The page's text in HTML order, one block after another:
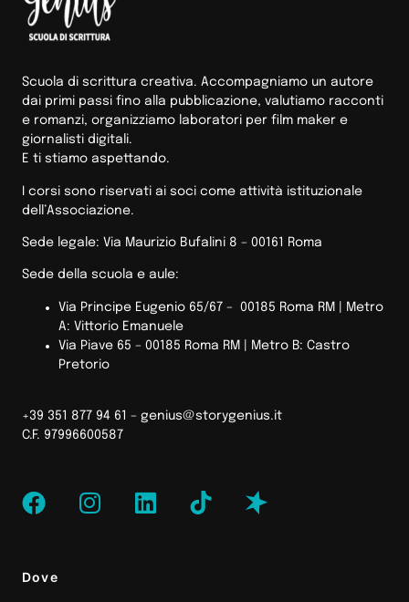
Scuola di scrittura creativa. Accompagniamo un autore
dai primi passi fino alla pubblicazione, valutiamo racconti
e romanzi, organizziamo laboratori per film maker e
giornalisti digitali.
E ti stiamo aspettando.
I corsi sono riservati ai soci come attività istituzionale
dell’Associazione.
Sede legale: Via Maurizio Bufalini 8 – 00161 Roma
Sede della scuola e aule:
Via Principe Eugenio 65/67 – 00185 Roma RM |
Metro
A: Vittorio Emanuele
Via Piave 65 – 00185 Roma RM | Metro B: Castro
Pretorio
+39 351 877 94 61 – genius@storygenius.it
C.F. 97996600587
Dove